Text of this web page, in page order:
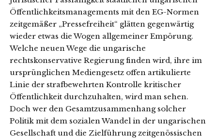
Öffentlichkeitsmanagements mit den EG-Normen
zeitgemäßer „Pressefreiheit“ glätten gegenwärtig
wieder etwas die Wogen allgemeiner Empörung.
Welche neuen Wege die ungarische
rechtskonservative Regierung finden wird, ihre im
ursprünglichen Mediengesetz offen artikulierte
Linie der strafbewehrten Kontrolle kritischer
Öffentlichkeit durchzuhalten, wird man sehen.
Doch wer den Gesamtzusammenhang solcher
Politik mit dem sozialen Wandel in der ungarischen
Gesellschaft und die Zielführung zeitgenössischen